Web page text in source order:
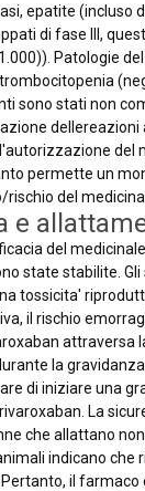
epatite (incluso
di fase III,
Patologie
sono stati non
dellereazioni
del
permette un
del
e
del
state stabilite.
tossicita'
il rischio
attraversa
la
di iniziare una
La
che allattano non
indicano che
il farmaco